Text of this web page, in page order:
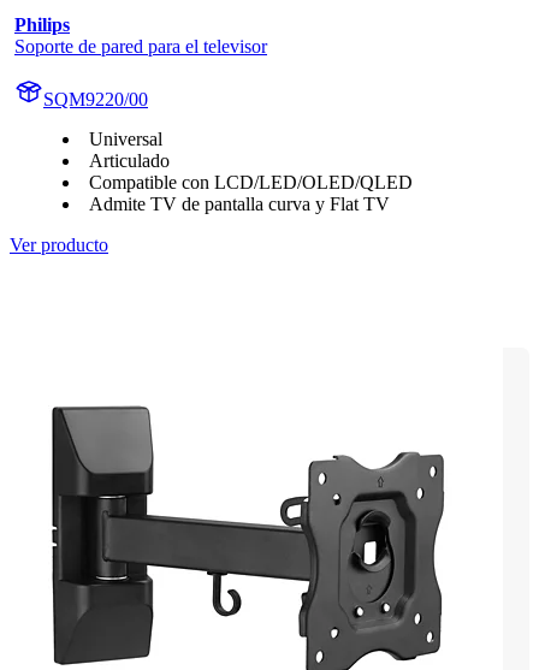
Philips
Soporte de pared para el televisor
SQM9220/00
Universal
Articulado
Compatible con LCD/LED/OLED/QLED
Admite TV de pantalla curva y Flat TV
Ver producto